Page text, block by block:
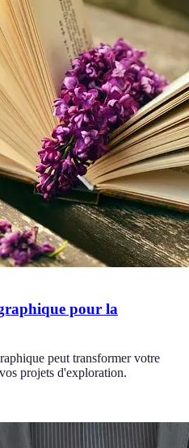
pour la
peut transformer votre
projets d'exploration.